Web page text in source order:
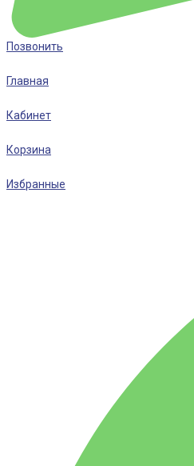
Позвонить
Главная
Кабинет
Корзина
Избранные